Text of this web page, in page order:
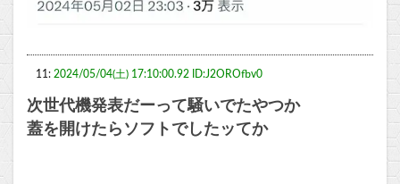
11: 2024/05/04(土) 17:10:00.92 ID:J2OROfbv0
次世代機発表だーって騒いでたやつか
蓋を開けたらソフトでしたッてか